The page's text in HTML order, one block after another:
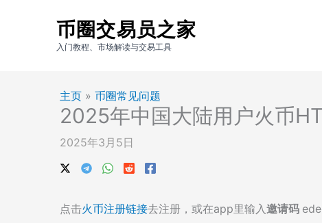
币圈交易员之家
入门教程、市场解读与交易工具
主页 » 币圈常见问题
2025年中国大陆用户火币
2025年3月5日
点击火币注册链接去注册，或在app里输入邀请码